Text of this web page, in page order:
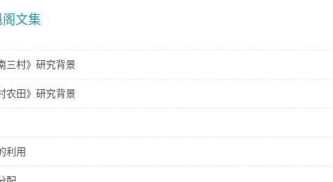
阁文集
三村》研究背景
农田》研究背景
利用